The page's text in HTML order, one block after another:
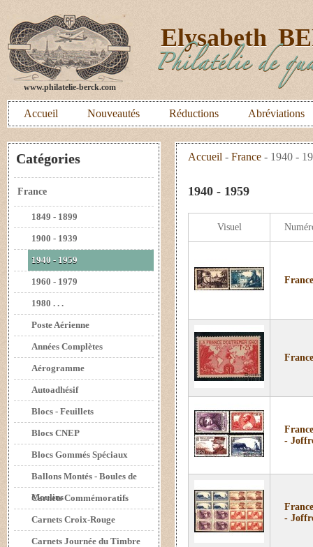
www.philatelie-berck.com
Elysabeth
Philatélie de
Accueil Nouveautés Réductions Abréviations
Catégories
France
1849 - 1899
1900 - 1939
1940 - 1959
1960 - 1979
1980 . . .
Poste Aérienne
Années Complètes
Aérogramme
Autoadhésif
Blocs - Feuillets
Blocs CNEP
Blocs Gommés Spéciaux
Ballons Montés - Boules de
Moulins
Carnets Commémoratifs
Carnets Croix-Rouge
Carnets Journée du Timbre
Accueil - France - 1940 -
1940 - 1959
Visuel
-
-